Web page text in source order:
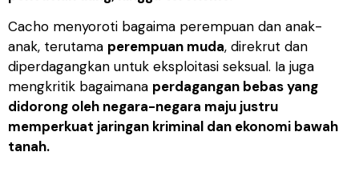
Cacho menyoroti bagaima perempuan dan anak-
anak, terutama perempuan muda, direkrut dan
diperdagangkan untuk eksploitasi seksual. Ia juga
mengkritik bagaimana perdagangan bebas yang
didorong oleh negara-negara maju justru
memperkuat jaringan kriminal dan ekonomi bawah
tanah.